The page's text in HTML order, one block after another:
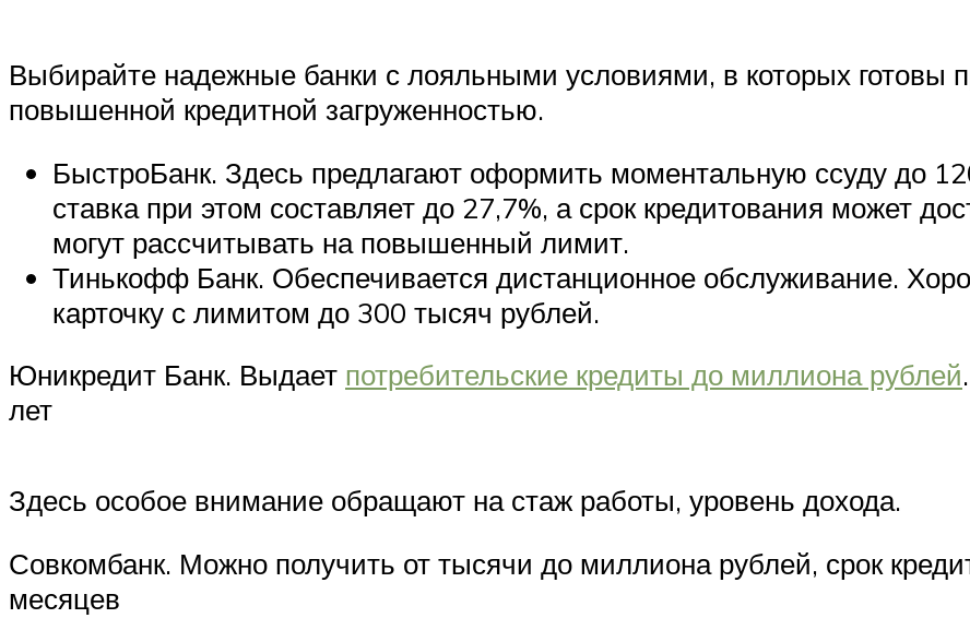
Выбирайте надежные банки с лояльными условиями, в которых готовы
повышенной кредитной загруженностью.
БыстроБанк. Здесь предлагают оформить моментальную ссуду до
ставка при этом составляет до 27,7%, а срок кредитования может
могут рассчитывать на повышенный лимит.
Тинькофф Банк. Обеспечивается дистанционное обслуживание.
карточку с лимитом до 300 тысяч рублей.
Юникредит Банк. Выдает потребительские кредиты до миллиона рублей
лет
Здесь особое внимание обращают на стаж работы, уровень дохода.
Совкомбанк. Можно получить от тысячи до миллиона рублей, срок
месяцев